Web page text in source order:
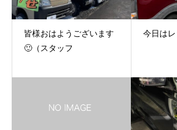
皆様おはようございます
🙂（スタッフ
今日は